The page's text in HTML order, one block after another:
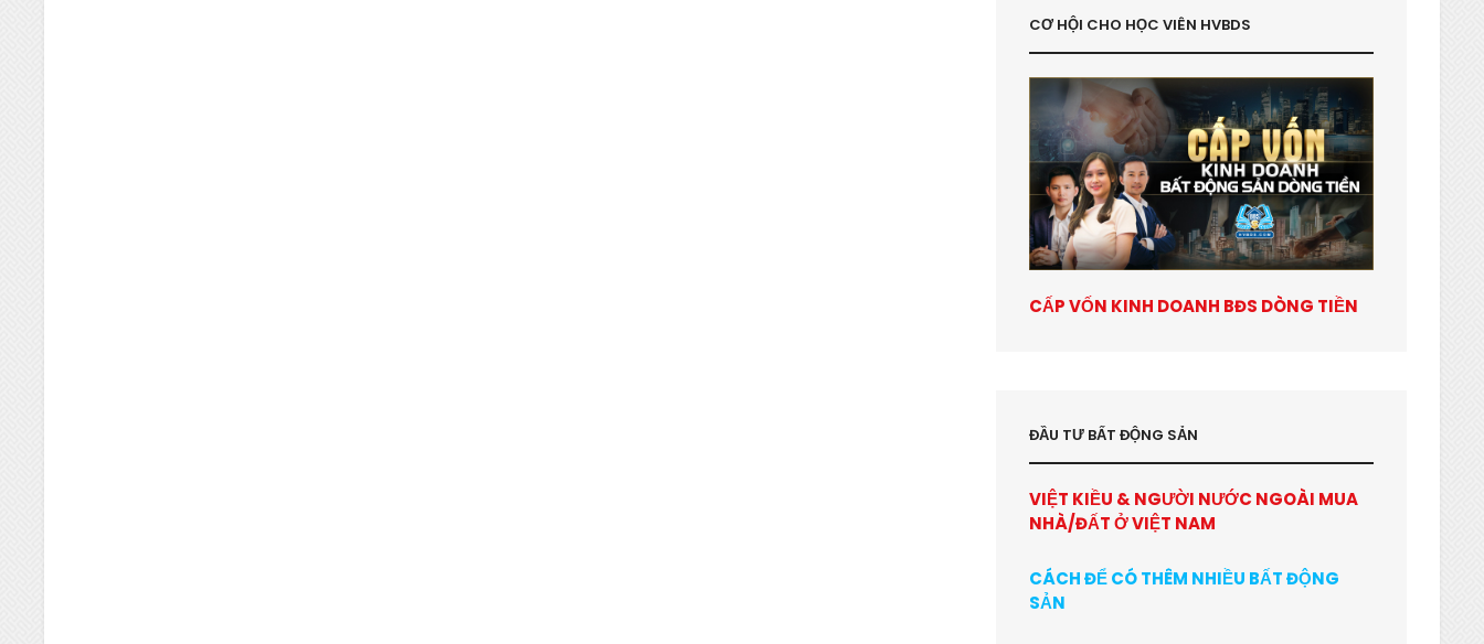
CƠ HỘI CHO HỌC VIÊN HVBDS
CẤP VỐN KINH DOANH BĐS DÒNG TIỀN
ĐẦU TƯ BẤT ĐỘNG SẢN
VIỆT KIỀU & NGƯỜI NƯỚC NGOÀI MUA
NHÀ/ĐẤT Ở VIỆT NAM
CÁCH ĐỂ CÓ THÊM NHIỀU BẤT ĐỘNG
SẢN